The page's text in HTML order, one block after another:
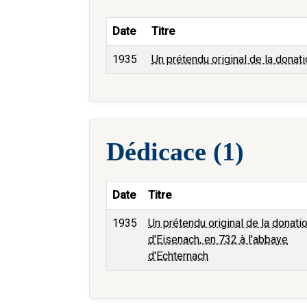
Date Titre
1935 Un prétendu original de la
Dédicace (1)
Date Titre
1935
Un prétendu original de la
d'Eisenach, en 732 à l'abbaye
d'Echternach